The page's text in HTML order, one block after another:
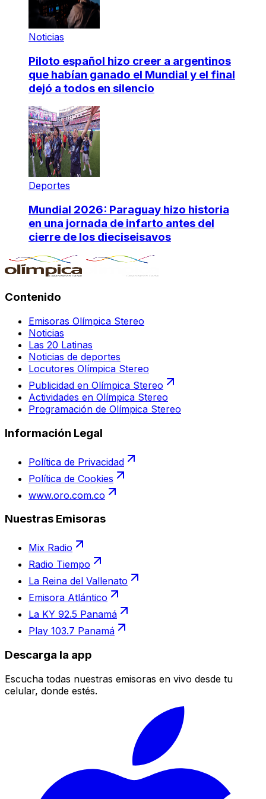
Noticias
Piloto español hizo creer a argentinos
que habían ganado el Mundial y el final
dejó a todos en silencio
Deportes
Mundial 2026: Paraguay hizo historia
en una jornada de infarto antes del
cierre de los dieciseisavos
Contenido
Emisoras Olímpica Stereo
Noticias
Las 20 Latinas
Noticias de deportes
Locutores Olímpica Stereo
Publicidad en Olímpica Stereo
Actividades en Olímpica Stereo
Programación de Olímpica Stereo
Información Legal
Política de Privacidad
Política de Cookies
www.oro.com.co
Nuestras Emisoras
Mix Radio
Radio Tiempo
La Reina del Vallenato
Emisora Atlántico
La KY 92.5 Panamá
Play 103.7 Panamá
Descarga la app
Escucha todas nuestras emisoras en vivo desde tu
celular, donde estés.